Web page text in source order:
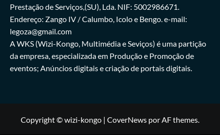
Prestação de Serviços,(SU), Lda. NIF: 5002986671.
Endereço: Zango IV / Calumbo, Icolo e Bengo. e-mail:
legoza@gmail.com
A WKS (Wizi-Kongo, Multimédia e Seviços) é uma partição
da empresa, especializada em Produção e Promoção de
eventos; Anúncios digitais e criação de portais digitais.
Copyright © wizi-kongo | CoverNews por AF themes.